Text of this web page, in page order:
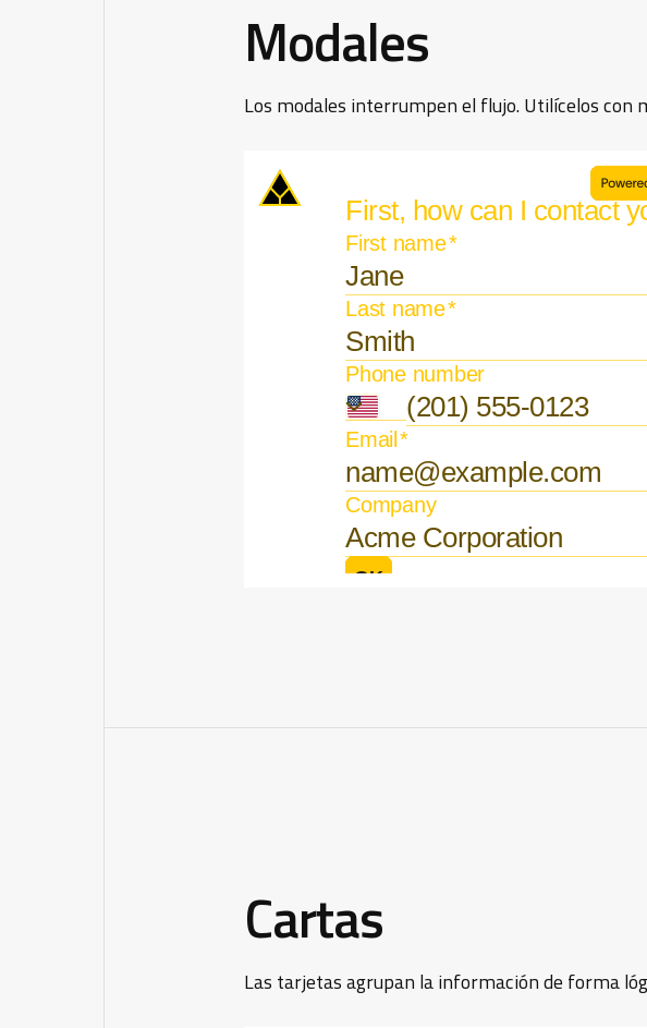
Modales
Los modales interrumpen el flujo. Utilícelos con
Cartas
Las tarjetas agrupan la información de forma